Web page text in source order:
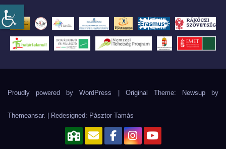
Proudly powered by WordPress | Original Theme: Newsup by
Themeansar. | Redesigned: Pásztor Tamás